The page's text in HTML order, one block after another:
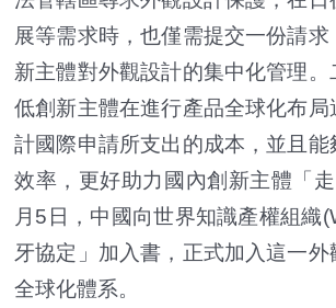
展等需求時，也僅需提交一份請求
新主體對外觀設計的集中化管理。
低創新主體在進行產品全球化布局
計國際申請所支出的成本，並且能
效率，更好助力國內創新主體「
月5日，中國向世界知識產權組織
牙協定」加入書，正式加入這一
全球化體系。